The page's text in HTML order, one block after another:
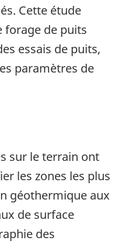
Cette étude
forage de puits
essais de puits,
paramètres de
sur le terrain ont
les zones les plus
géothermique aux
de surface
des